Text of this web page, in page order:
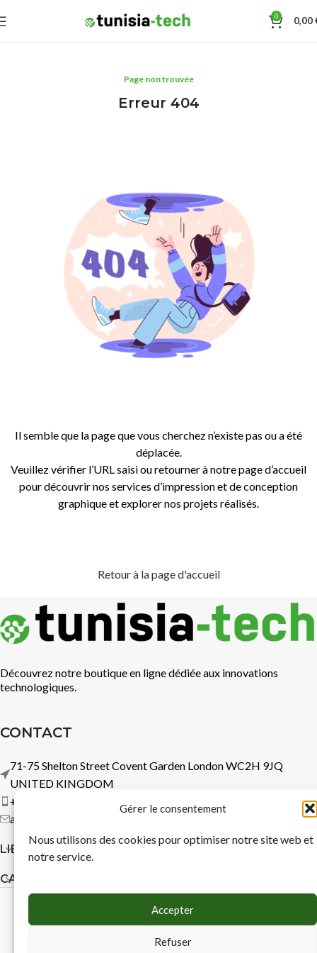
Gérer le consentement
Nous utilisons des cookies pour optimiser notre site web et
notre service.
Accepter
Refuser
0 0,00
Page non trouvée
Erreur 404
Il semble que la page que vous cherchez n’existe pas ou a été
déplacée.
Veuillez vérifier l’URL saisi ou retourner à notre page d’accueil
pour découvrir nos services d’impression et de conception
graphique et explorer nos projets réalisés.
Retour à la page d'accueil
Découvrez notre boutique en ligne dédiée aux innovations
technologiques.
CONTACT
71-75 Shelton Street Covent Garden London WC2H 9JQ
UNITED KINGDOM
+44 7737 360583
admin@logitechsoftware.com
LIENS RAPIDES
CATÉGORIES
© copyright
Politique de confidentialité
Mentions légales
Politique gestion cookies